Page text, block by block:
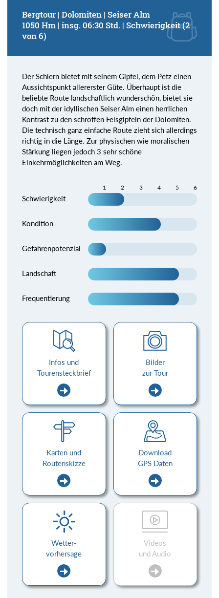
Bergtour | Dolomiten | Seiser Alm
1050 Hm | insg. 06:30 Std. | Schwierigkeit (2
von 6)
Der Schlern bietet mit seinem Gipfel, dem Petz einen
Aussichtspunkt allererster Güte. Überhaupt ist die
beliebte Route landschaftlich wunderschön, bietet sie
doch mit der idyllischen Seiser Alm einen herrlichen
Kontrast zu den schroffen Felsgipfeln der Dolomiten.
Die technisch ganz einfache Route zieht sich allerdings
richtig in die Länge. Zur physischen wie moralischen
Stärkung liegen jedoch 3 sehr schöne
Einkehrmöglichkeiten am Weg.
1 2 3 4 5 6
Schwierigkeit
Kondition
Gefahrenpotenzial
Landschaft
Frequentierung
Infos und
Tourensteckbrief
Bilder
zur Tour
Karten und
Routenskizze
Download
GPS Daten
Wetter-
vorhersage
Videos
und Audio